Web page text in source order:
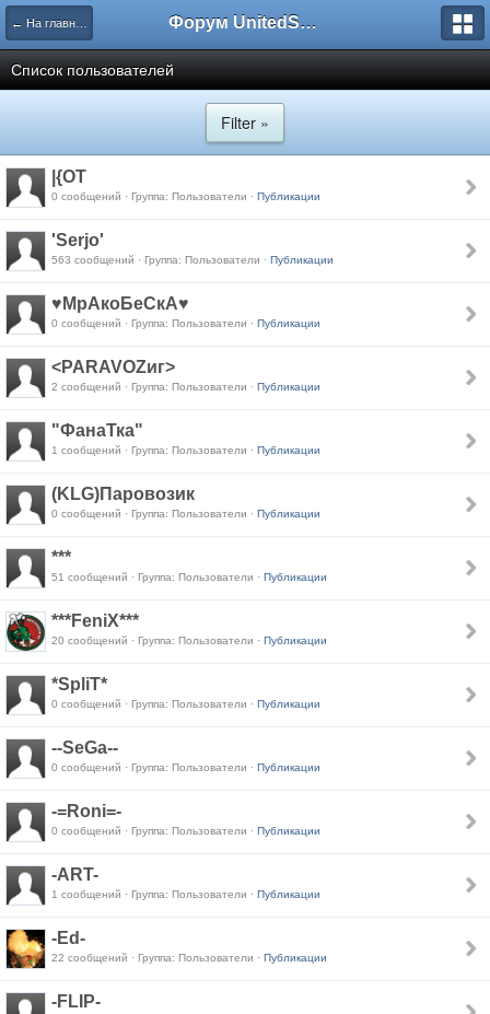
← На главную Форум UnitedSouth
Список пользователей
Filter »
|{OT
0 сообщений · Группа: Пользователи · Публикации
'Serjo'
563 сообщений · Группа: Пользователи · Публикации
♥МрАкоБеСкА♥
0 сообщений · Группа: Пользователи · Публикации
<PARAVOZиг>
2 сообщений · Группа: Пользователи · Публикации
"ФанаТка"
1 сообщений · Группа: Пользователи · Публикации
(KLG)Паровозик
0 сообщений · Группа: Пользователи · Публикации
***
51 сообщений · Группа: Пользователи · Публикации
***FeniX***
20 сообщений · Группа: Пользователи · Публикации
*SpliT*
0 сообщений · Группа: Пользователи · Публикации
--SeGa--
0 сообщений · Группа: Пользователи · Публикации
-=Roni=-
0 сообщений · Группа: Пользователи · Публикации
-ART-
1 сообщений · Группа: Пользователи · Публикации
-Ed-
22 сообщений · Группа: Пользователи · Публикации
-FLIP-